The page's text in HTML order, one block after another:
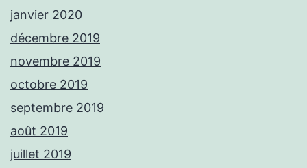
janvier 2020
décembre 2019
novembre 2019
octobre 2019
septembre 2019
août 2019
juillet 2019